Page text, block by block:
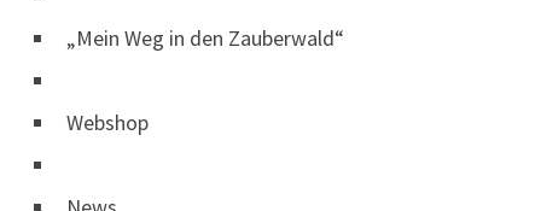
„Mein Weg in den Zauberwald“
Webshop